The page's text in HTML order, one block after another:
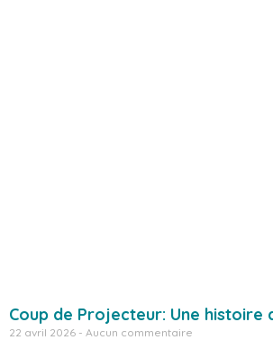
Coup de Projecteur: Une histoire
22 avril 2026 Aucun commentaire